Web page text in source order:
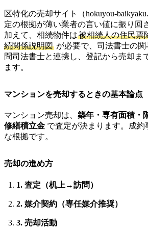
区特化の売却サイト（hokuyou-
定の根拠が薄い業者の言い値に振り回
加えて、相続物件は被相続人の住民票
続関係説明図が必要で、司法書士の関
問司法書士と連携し、登記から売却ま
ます。
マンションを売却するときの基本論点
マンション売却は、 築年・専有面積・
修繕積立金 で査定が決まります。成
な根拠です。
売却の進め方
1. 査定（机上→訪問）
2. 媒介契約（専任媒介推奨）
3. 売却活動